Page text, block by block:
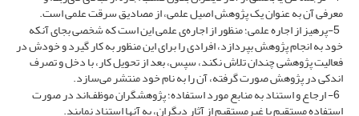
معرفی آن به عنوان یک پژوهش اصیل علمی، از مصادیق سرقت علمی است.
5-پرهیز از اجاره علمی؛ منظور از اجاره‌ی علمی این است که شخصی بجای آنکه
خود به انجام پژوهش بپردازد، افرادی را برای این منظور به کار گیرد و خودش در
فعالیت پژوهشی چندان تلاش نکند، سپس، بعد از تحویل کار، با دخل و تصرف
اندکی در پژوهش صورت گرفته، آن را به نام خود منتشر می‌سازد.
6- ارجاع و استناد به منابع مورد استفاده؛ پژوهشگران موظف‌اند در صورت
استفاده مستقیم یا غیرمستقیم از آثار دیگران، به آنها استناد نمایند.